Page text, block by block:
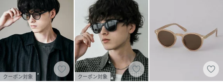
クーポン対象 クーポン対象